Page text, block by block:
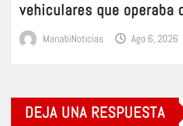
vehiculares que operaba
ManabiNoticias Ago 6, 2026
DEJA UNA RESPUESTA